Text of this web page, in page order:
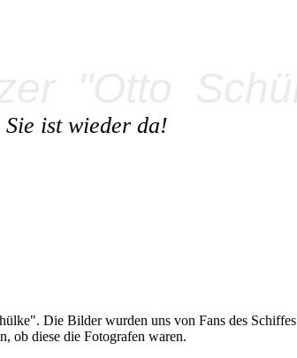
Sie ist wieder da!
Die Bilder wurden uns von Fans des Schiffes
ob diese die Fotografen waren.